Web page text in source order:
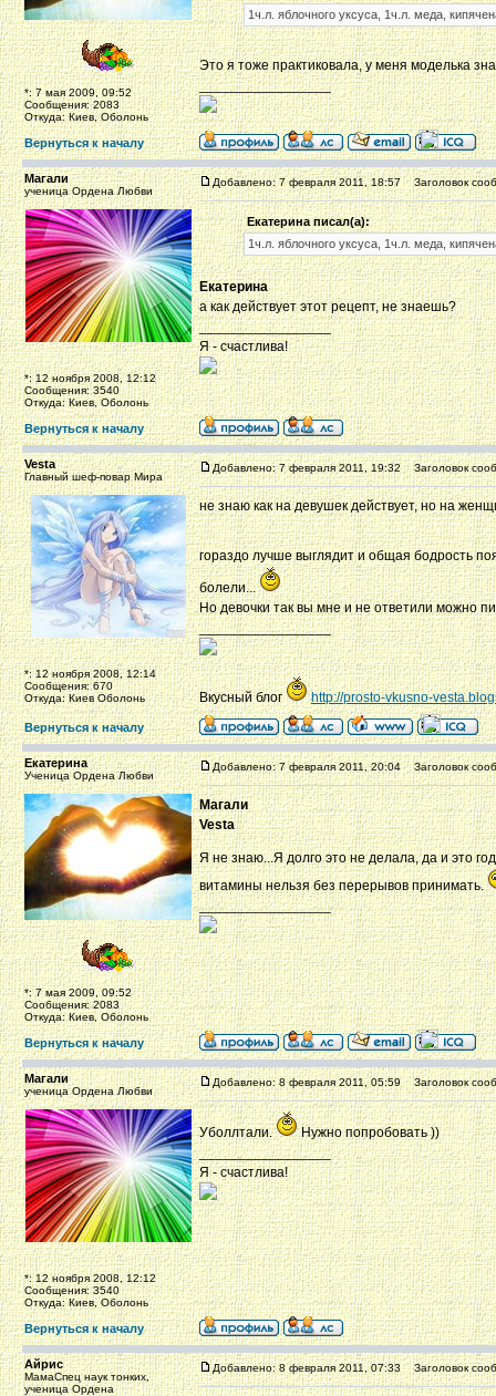
*: 7 мая 2009, 09:52
Сообщения: 2083
Откуда: Киев, Оболонь
1ч.л. яблочного уксуса, 1ч.л. меда,
Это я тоже практиковала, у меня моделька
_________________
Вернуться к началу
Магали
ученица Ордена Любви
*: 12 ноября 2008, 12:12
Сообщения: 3540
Откуда: Киев, Оболонь
Добавлено: 7 февраля 2011, 18:57 Заголовок
Екатерина писал(а):
1ч.л. яблочного уксуса, 1ч.л. меда,
Екатерина
а как действует этот рецепт, не знаешь?
_________________
Я - счастлива!
Вернуться к началу
Vesta
Главный шеф-повар Мира
*: 12 ноября 2008, 12:14
Сообщения: 670
Откуда: Киев Оболонь
Добавлено: 7 февраля 2011, 19:32 Заголовок
не знаю как на девушек действует, но на
гораздо лучше выглядит и общая бодрость
болели...
Но девочки так вы мне и не ответили можно
_________________
Вкусный блог http://prosto-vkusno-
Вернуться к началу
Екатерина
Ученица Ордена Любви
*: 7 мая 2009, 09:52
Сообщения: 2083
Откуда: Киев, Оболонь
Добавлено: 7 февраля 2011, 20:04 Заголовок
Магали
Vesta
Я не знаю...Я долго это не делала, да и это
витамины нельзя без перерывов принимать.
_________________
Вернуться к началу
Магали
ученица Ордена Любви
*: 12 ноября 2008, 12:12
Сообщения: 3540
Откуда: Киев, Оболонь
Добавлено: 8 февраля 2011, 05:59 Заголовок
Уболлтали.
Нужно попробовать ))
_________________
Я - счастлива!
Вернуться к началу
Айрис
МамаСпец наук тонких,
ученица Ордена
Добавлено: 8 февраля 2011, 07:33 Заголовок